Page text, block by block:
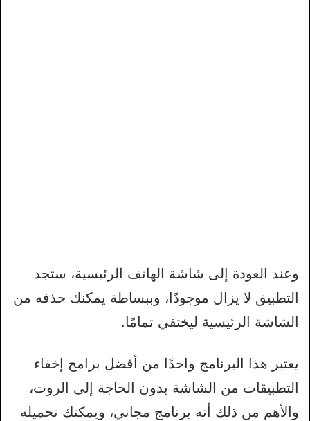
وعند العودة إلى شاشة الهاتف الرئيسية، ستجد
التطبيق لا يزال موجودًا، وببساطة يمكنك حذفه من
الشاشة الرئيسية ليختفي تمامًا.
يعتبر هذا البرنامج واحدًا من أفضل برامج إخفاء
التطبيقات من الشاشة بدون الحاجة إلى الروت،
والأهم من ذلك أنه برنامج مجاني، ويمكنك تحميله